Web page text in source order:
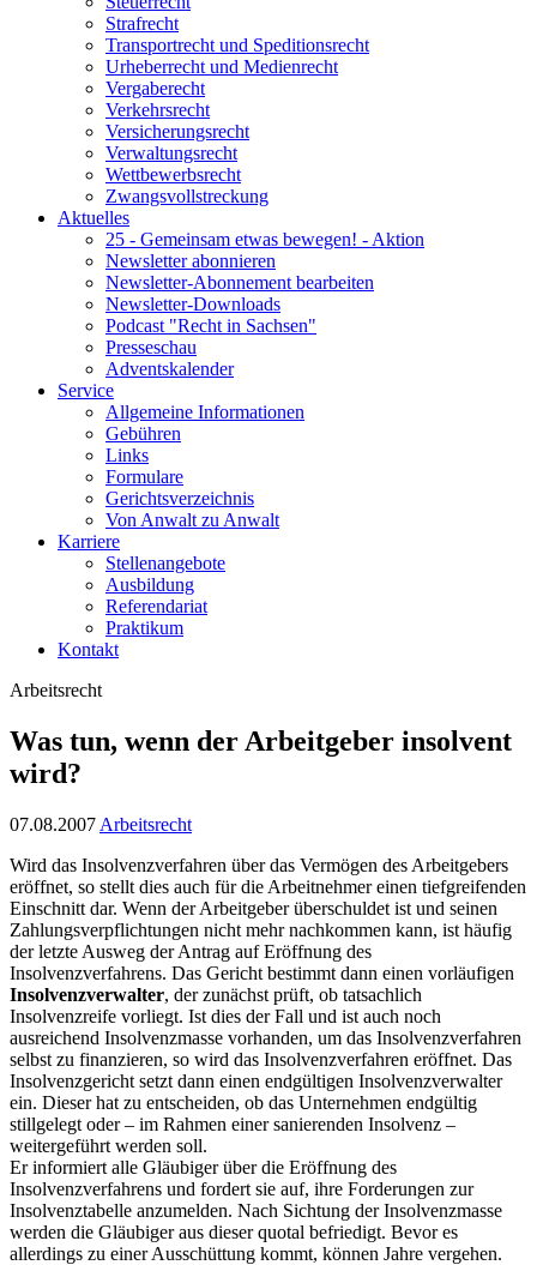
Strafrecht
Transportrecht und Speditionsrecht
Urheberrecht und Medienrecht
Vergaberecht
Verkehrsrecht
Versicherungsrecht
Verwaltungsrecht
Wettbewerbsrecht
Zwangsvollstreckung
Aktuelles
25 - Gemeinsam etwas bewegen! - Aktion
Newsletter abonnieren
Newsletter-Abonnement bearbeiten
Newsletter-Downloads
Podcast "Recht in Sachsen"
Presseschau
Adventskalender
Service
Allgemeine Informationen
Gebühren
Links
Formulare
Gerichtsverzeichnis
Von Anwalt zu Anwalt
Karriere
Stellenangebote
Ausbildung
Referendariat
Praktikum
Kontakt
Arbeitsrecht
Was tun, wenn der Arbeitgeber insolvent
wird?
07.08.2007 Arbeitsrecht
Wird das Insolvenzverfahren über das Vermögen des Arbeitgebers
eröffnet, so stellt dies auch für die Arbeitnehmer einen tiefgreifenden
Einschnitt dar. Wenn der Arbeitgeber überschuldet ist und seinen
Zahlungsverpflichtungen nicht mehr nachkommen kann, ist häufig
der letzte Ausweg der Antrag auf Eröffnung des
Insolvenzverfahrens. Das Gericht bestimmt dann einen vorläufigen
Insolvenzverwalter, der zunächst prüft, ob tatsachlich
Insolvenzreife vorliegt. Ist dies der Fall und ist auch noch
ausreichend Insolvenzmasse vorhanden, um das Insolvenzverfahren
selbst zu finanzieren, so wird das Insolvenzverfahren eröffnet. Das
Insolvenzgericht setzt dann einen endgültigen Insolvenzverwalter
ein. Dieser hat zu entscheiden, ob das Unternehmen endgültig
stillgelegt oder – im Rahmen einer sanierenden Insolvenz –
weitergeführt werden soll.
Er informiert alle Gläubiger über die Eröffnung des
Insolvenzverfahrens und fordert sie auf, ihre Forderungen zur
Insolvenztabelle anzumelden. Nach Sichtung der Insolvenzmasse
werden die Gläubiger aus dieser quotal befriedigt. Bevor es
allerdings zu einer Ausschüttung kommt, können Jahre vergehen.